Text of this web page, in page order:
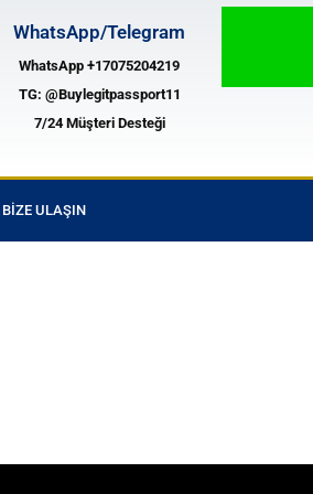
WhatsApp/Telegram
WhatsApp +17075204219
TG: @Buylegitpassport11
7/24 Müşteri Desteği
BIZE ULAŞIN